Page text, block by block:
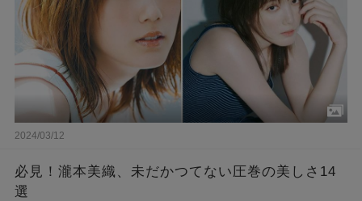
2024/03/12
必見！瀧本美織、未だかつてない圧巻の美しさ14
選